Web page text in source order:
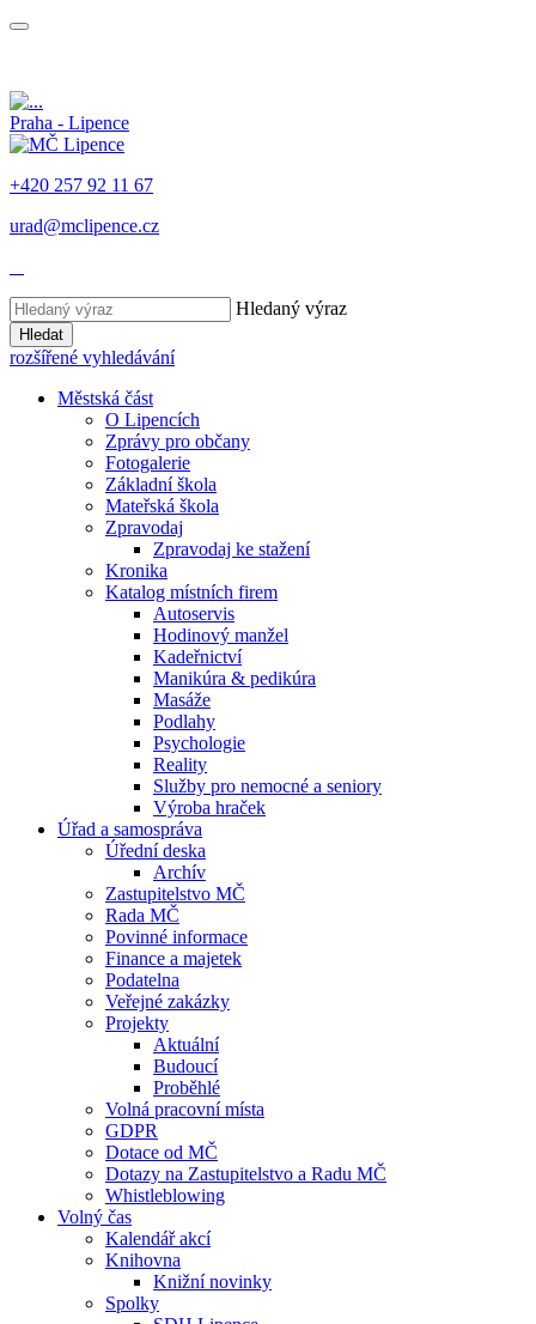
Praha - Lipence
+420 257 92 11 67
urad@mclipence.cz
Hledaný výraz
Hledat
rozšířené vyhledávání
Městská část
O Lipencích
Zprávy pro občany
Fotogalerie
Základní škola
Mateřská škola
Zpravodaj
Zpravodaj ke stažení
Kronika
Katalog místních firem
Autoservis
Hodinový manžel
Kadeřnictví
Manikúra & pedikúra
Masáže
Podlahy
Psychologie
Reality
Služby pro nemocné a seniory
Výroba hraček
Úřad a samospráva
Úřední deska
Archív
Zastupitelstvo MČ
Rada MČ
Povinné informace
Finance a majetek
Podatelna
Veřejné zakázky
Projekty
Aktuální
Budoucí
Proběhlé
Volná pracovní místa
GDPR
Dotace od MČ
Dotazy na Zastupitelstvo a Radu MČ
Whistleblowing
Volný čas
Kalendář akcí
Knihovna
Knižní novinky
Spolky